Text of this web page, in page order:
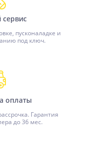
пусконаладке и
под ключ.
оплаты
Гарантия
до 36 мес.